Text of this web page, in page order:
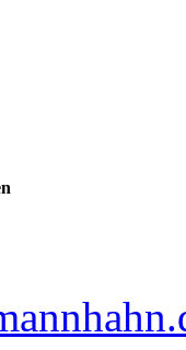
Rezepte.
aber